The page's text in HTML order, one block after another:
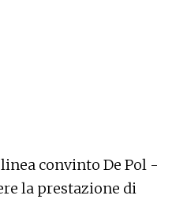
convinto De Pol -
la prestazione di